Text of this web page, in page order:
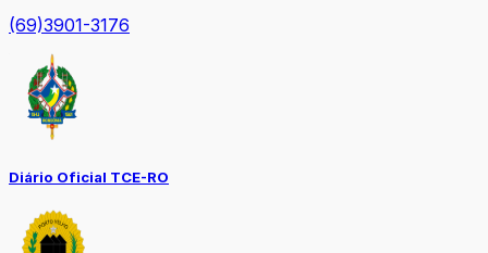
(69)3901-3176
Diário Oficial TCE-RO